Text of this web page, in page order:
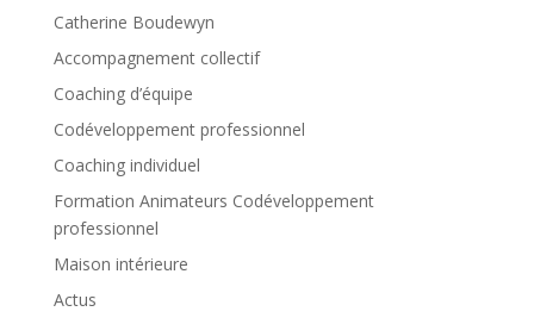
Catherine Boudewyn
Accompagnement collectif
Coaching d’équipe
Codéveloppement professionnel
Coaching individuel
Formation Animateurs Codéveloppement
professionnel
Maison intérieure
Actus